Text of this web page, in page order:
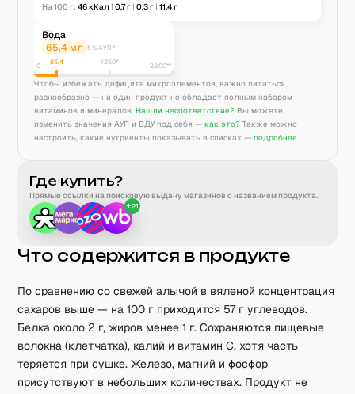
На 100 г: 46кКал | 0,7г | 0,3г | 11,4г
Вода
65,4 мл 5% АУП*
0 65,4 1250* 2200**
Чтобы избежать дефицита микроэлементов, важно питаться
разнообразно — ни один продукт не обладает полным набором
витаминов и минералов. Нашли несоответствие? Вы можете
изменить значения АУП и ВДУ под себя — как это? Также можно
настроить, какие нутриенты показывать в списках — подробнее
Где купить?
Прямые ссылки на поисковую выдачу магазинов с названием продукта.
+21
Что содержится в продукте
По сравнению со свежей алычой в вяленой концентрация
сахаров выше — на 100 г приходится 57 г углеводов.
Белка около 2 г, жиров менее 1 г. Сохраняются пищевые
волокна (клетчатка), калий и витамин C, хотя часть
теряется при сушке. Железо, магний и фосфор
присутствуют в небольших количествах. Продукт не